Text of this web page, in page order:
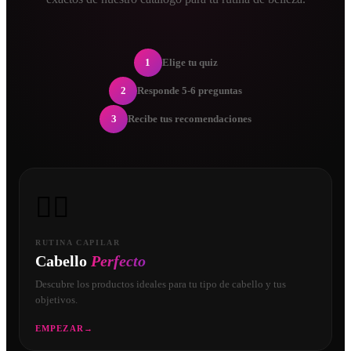
1 Elige tu quiz
2 Responde 5-6 preguntas
3 Recibe tus recomendaciones
RUTINA CAPILAR
Cabello Perfecto
Descubre los productos ideales para tu tipo de cabello y tus
objetivos.
EMPEZAR →